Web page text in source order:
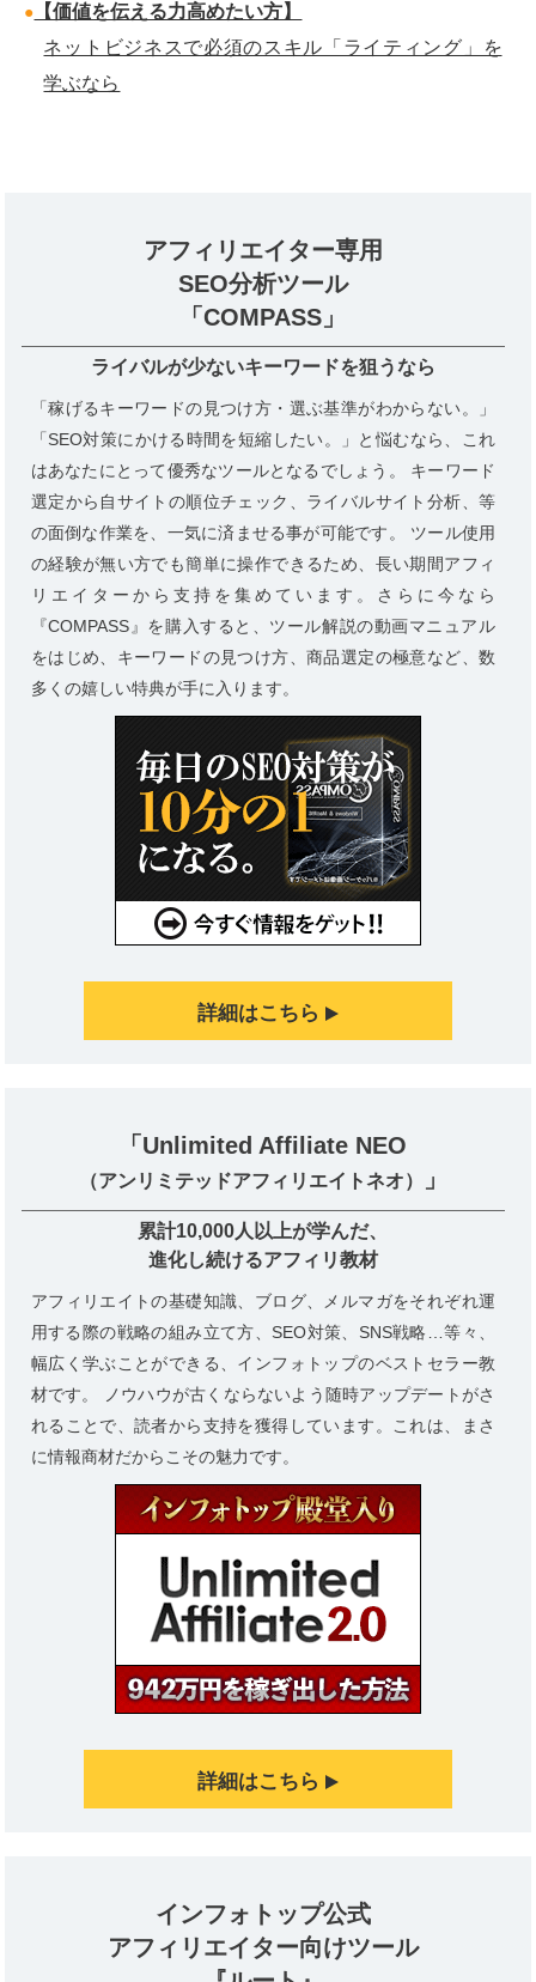
【価値を伝える力高めたい方】
ネットビジネスで必須のスキル「ライティング」を
学ぶなら
アフィリエイター専用
SEO分析ツール
「COMPASS」
ライバルが少ないキーワードを狙うなら
「稼げるキーワードの見つけ方・選ぶ基準がわからない。」
「SEO対策にかける時間を短縮したい。」と悩むなら、これ
はあなたにとって優秀なツールとなるでしょう。 キーワード
選定から自サイトの順位チェック、ライバルサイト分析、等
の面倒な作業を、一気に済ませる事が可能です。 ツール使用
の経験が無い方でも簡単に操作できるため、長い期間アフィ
リエイターから支持を集めています。さらに今なら
『COMPASS』を購入すると、ツール解説の動画マニュアル
をはじめ、キーワードの見つけ方、商品選定の極意など、数
多くの嬉しい特典が手に入ります。
詳細はこちら
「Unlimited Affiliate NEO
（アンリミテッドアフィリエイトネオ） 」
累計10,000人以上が学んだ、
進化し続けるアフィリ教材
アフィリエイトの基礎知識、ブログ、メルマガをそれぞれ運
用する際の戦略の組み立て方、SEO対策、SNS戦略…等々、
幅広く学ぶことができる、インフォトップのベストセラー教
材です。 ノウハウが古くならないよう随時アップデートがさ
れることで、読者から支持を獲得しています。これは、まさ
に情報商材だからこその魅力です。
詳細はこちら
インフォトップ公式
アフィリエイター向けツール